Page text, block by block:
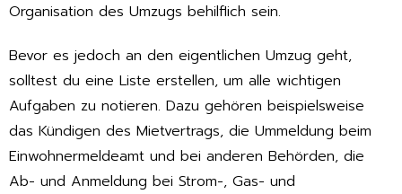
Organisation des Umzugs behilflich sein.
Bevor es jedoch an den eigentlichen Umzug geht,
solltest du eine Liste erstellen, um alle wichtigen
Aufgaben zu notieren. Dazu gehören beispielsweise
das Kündigen des Mietvertrags, die Ummeldung beim
Einwohnermeldeamt und bei anderen Behörden, die
Ab- und Anmeldung bei Strom-, Gas- und